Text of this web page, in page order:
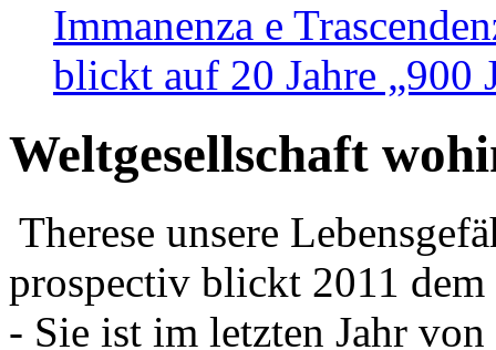
Immanenza e
blickt auf 20 Jahre „900
Weltgesellschaft
Therese unsere
prospectiv blickt 2011
- Sie ist im letzten Jahr